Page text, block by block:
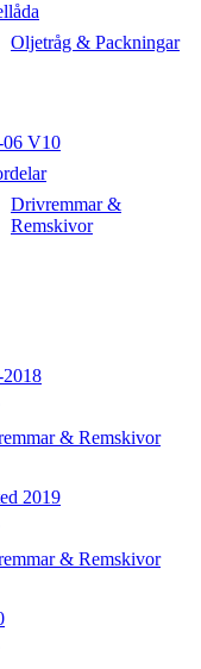
Oljetråg & Packningar
06 V10
Drivremmar &
Remskivor
2018
& Remskivor
2019
& Remskivor